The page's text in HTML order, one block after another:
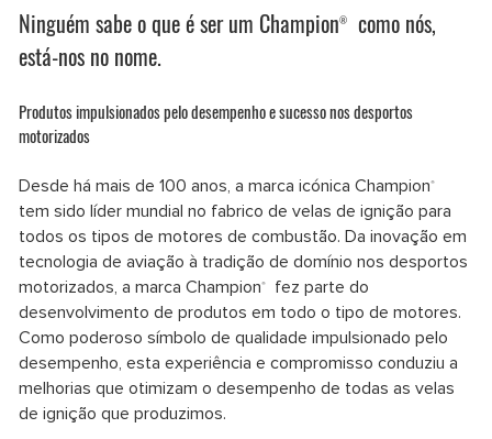
Ninguém sabe o que é ser um Champion®
como nós,
está-nos no nome.
Produtos impulsionados pelo desempenho e sucesso nos desportos
motorizados
Desde há mais de 100 anos, a marca icónica Champion®
tem sido líder mundial no fabrico de velas de ignição para
todos os tipos de motores de combustão. Da inovação em
tecnologia de aviação à tradição de domínio nos desportos
motorizados, a marca Champion®
fez parte do
desenvolvimento de produtos em todo o tipo de motores.
Como poderoso símbolo de qualidade impulsionado pelo
desempenho, esta experiência e compromisso conduziu a
melhorias que otimizam o desempenho de todas as velas
de ignição que produzimos.